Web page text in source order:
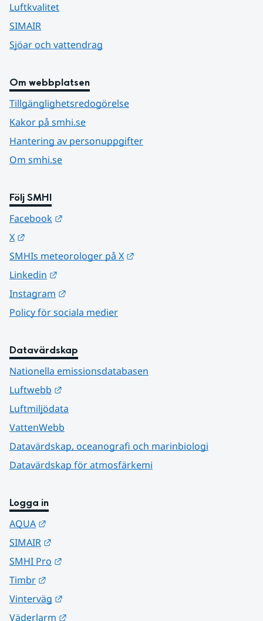
Luftkvalitet
SIMAIR
Sjöar och vattendrag
Om webbplatsen
Tillgänglighetsredogörelse
Kakor på smhi.se
Hantering av personuppgifter
Om smhi.se
Följ SMHI
Facebook
X
SMHIs meteorologer på X
Linkedin
Instagram
Policy för sociala medier
Datavärdskap
Nationella emissionsdatabasen
Luftwebb
Luftmiljödata
VattenWebb
Datavärdskap, oceanografi och marinbiologi
Datavärdskap för atmosfärkemi
Logga in
AQUA
SIMAIR
SMHI Pro
Timbr
Vinterväg
Väderlarm